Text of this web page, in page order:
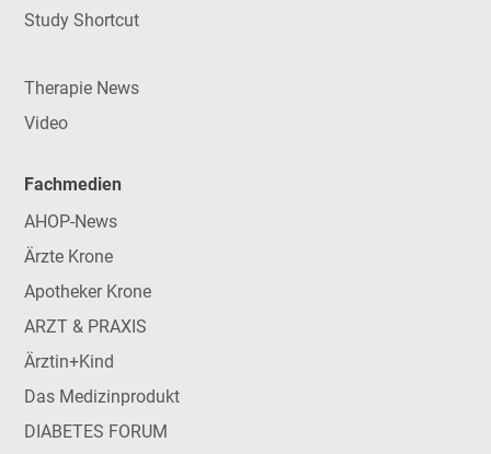
Study Shortcut
Therapie News
Video
Fachmedien
AHOP-News
Ärzte Krone
Apotheker Krone
ARZT & PRAXIS
Ärztin+Kind
Das Medizinprodukt
DIABETES FORUM